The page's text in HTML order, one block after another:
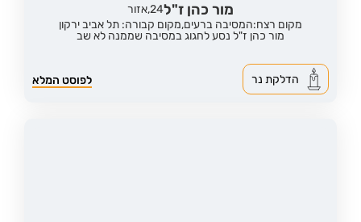
מור כהן ז"ל24,אזור
מקום רצח:המסיבה ברעים,מקום קבורה: תל אביב ירקון
מור כהן ז"ל נסע לחגוג במסיבה שממנה לא שב
לפוסט המלא הדלקת נר